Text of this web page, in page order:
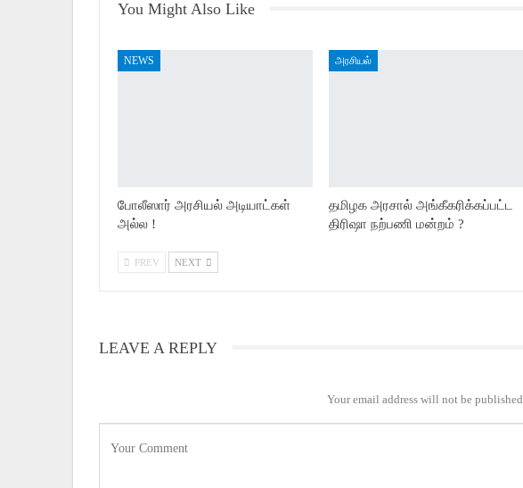
You Might Also Like
NEWS
போலீஸார் அரசியல் அடியாட்கள்
அல்ல !
அரசியல்
தமிழக அரசால் அங்கீகரிக்கப்பட்ட
திரிஷா நற்பணி மன்றம் ?
PREV NEXT
LEAVE A REPLY
Your email address will not be published.